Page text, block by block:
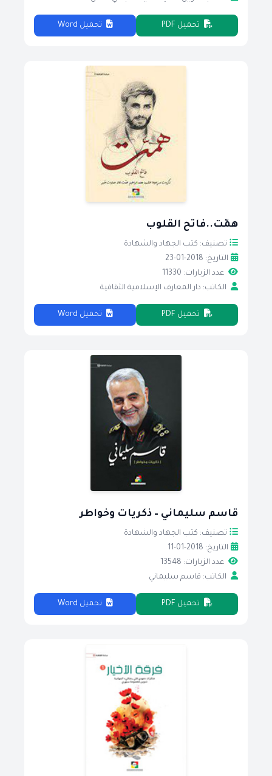
تحميل PDF تحميل Word
همّت..فاتح القلوب
تصنيف: كتب الجهاد والشهادة
التاريخ: 2018-01-23
عدد الزيارات: 11330
الكاتب: دار المعارف الإسلامية الثقافية
تحميل PDF تحميل Word
قاسم سليماني – ذكريات وخواطر
تصنيف: كتب الجهاد والشهادة
التاريخ: 2018-01-11
عدد الزيارات: 13548
الكاتب: قاسم سليماني
تحميل PDF تحميل Word